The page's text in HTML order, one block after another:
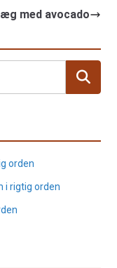
med avocado
orden
i rigtig orden